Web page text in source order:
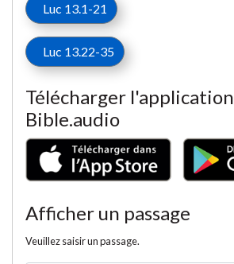
Luc 13.1-21
Luc 13.22-35
Télécharger l'application
Bible.audio
Afficher un passage
Veuillez saisir un passage.